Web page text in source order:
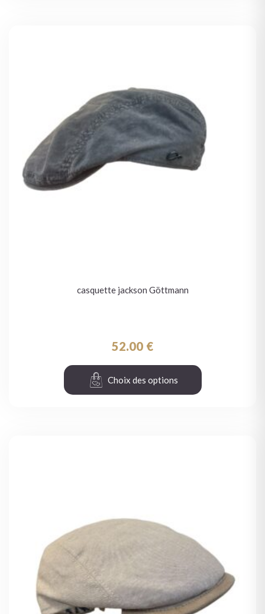
casquette jackson Göttmann
52.00 €
Choix des options